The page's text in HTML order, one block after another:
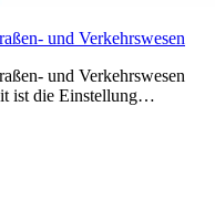
und Verkehrswesen
und Verkehrswesen
ist die Einstellung…